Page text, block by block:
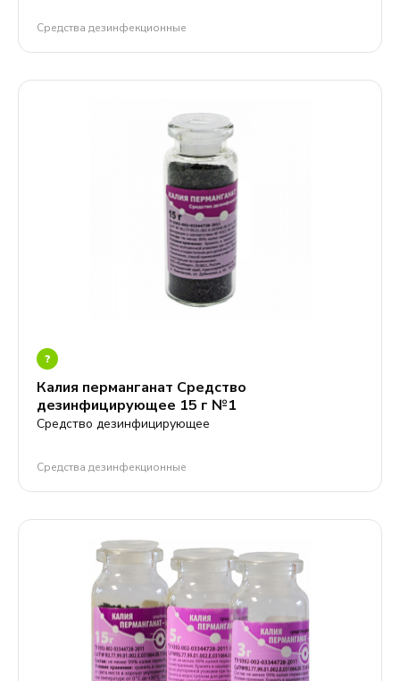
Средства дезинфекционные
?
Калия перманганат Средство
дезинфицирующее 15 г №1
Средство дезинфицирующее
Средства дезинфекционные